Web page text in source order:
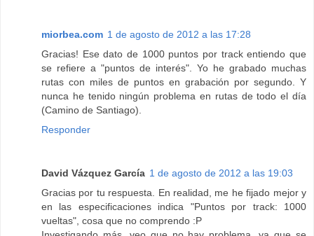
miorbea.com 1 de agosto de 2012 a las 17:28
Gracias! Ese dato de 1000 puntos por track entiendo que
se refiere a "puntos de interés". Yo he grabado muchas
rutas con miles de puntos en grabación por segundo. Y
nunca he tenido ningún problema en rutas de todo el día
(Camino de Santiago).
Responder
David Vázquez García 1 de agosto de 2012 a las 19:03
Gracias por tu respuesta. En realidad, me he fijado mejor y
en las especificaciones indica "Puntos por track: 1000
vueltas", cosa que no comprendo :P